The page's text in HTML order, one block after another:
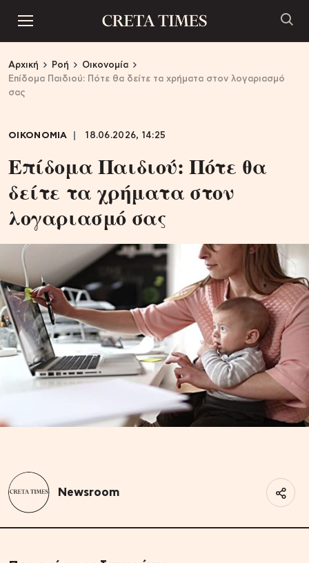
Αρχική Ροή
Οικονομία
Επίδομα Παιδιού: Πότε θα δείτε τα χρήματα στον λογαριασμό
σας
ΟΙΚΟΝΟΜΙΑ 18.06.2026, 14:25
Επίδομα Παιδιού: Πότε θα
δείτε τα χρήματα στον
λογαριασμό σας
Newsroom